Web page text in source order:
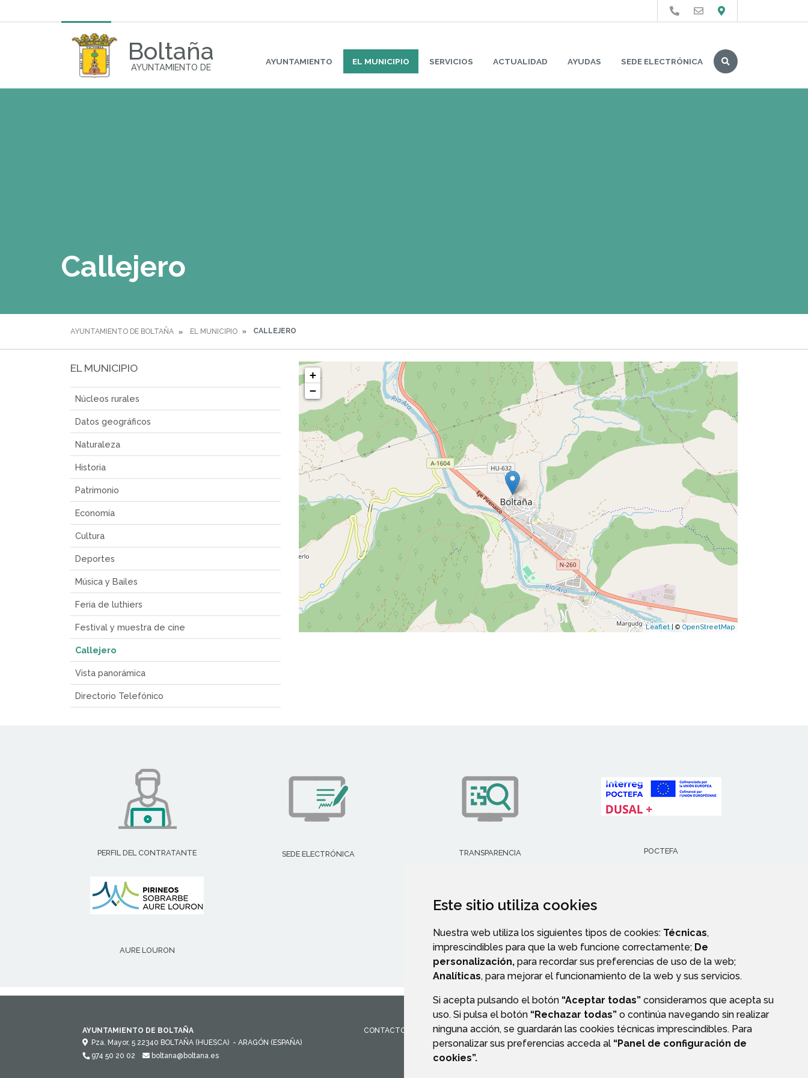
Este sitio utiliza cookies
Nuestra web utiliza los siguientes tipos de cookies: Técnicas,
imprescindibles para que la web funcione correctamente; De
personalización, para recordar sus preferencias de uso de la web;
Analíticas, para mejorar el funcionamiento de la web y sus servicios.
Si acepta pulsando el botón “Aceptar todas” consideramos que acepta su
uso. Si pulsa el botón “Rechazar todas” o continúa navegando sin realizar
ninguna acción, se guardarán las cookies técnicas imprescindibles. Para
personalizar sus preferencias acceda al “Panel de configuración de
cookies”.
Boltaña
AYUNTAMIENTO DE
AYUNTAMIENTO EL MUNICIPIO SERVICIOS ACTUALIDAD AYUDAS SEDE ELECTRÓNICA
Buscar
Callejero
AYUNTAMIENTO DE BOLTAÑA EL MUNICIPIO CALLEJERO
EL MUNICIPIO
Núcleos rurales
Datos geográficos
Naturaleza
Historia
Patrimonio
Economía
Cultura
Deportes
Música y Bailes
Feria de luthiers
Festival y muestra de cine
Callejero
Vista panorámica
Directorio Telefónico
+
−
Leaflet | © OpenStreetMap
PERFIL DEL CONTRATANTE SEDE ELECTRÓNICA TRANSPARENCIA POCTEFA
AURE LOURON
AYUNTAMIENTO DE BOLTAÑA
Pza. Mayor, 5 22340 BOLTAÑA (HUESCA) - ARAGÓN (ESPAÑA)
974 50 20 02
boltana@boltana.es
CONTACTO MAPA WEB AVISO LEGAL PROTECCIÓN DE DATOS ACCESIBILIDAD POLÍTICA DE COOKIES